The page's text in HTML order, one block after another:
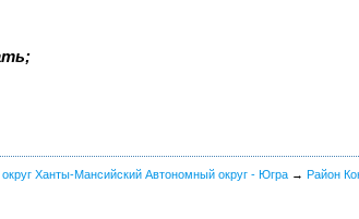
Ханты-Мансийский Автономный округ - Югра → Район